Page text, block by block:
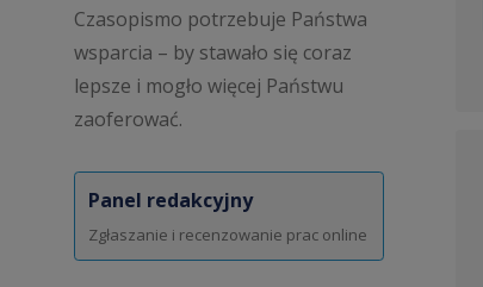
Czasopismo potrzebuje Państwa
wsparcia – by stawało się coraz
lepsze i mogło więcej Państwu
zaoferować.
Panel redakcyjny
Zgłaszanie i recenzowanie prac online